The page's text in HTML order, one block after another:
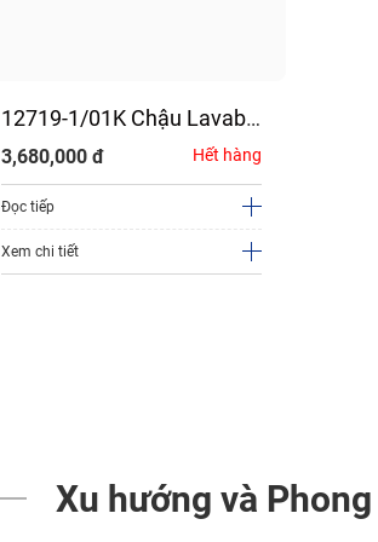
12719-1/01K Chậu Lavabo
Đặt Bàn JOMOO
3,680,000 đ Hết hàng
Đọc tiếp
Xem chi tiết
Xu hướng và